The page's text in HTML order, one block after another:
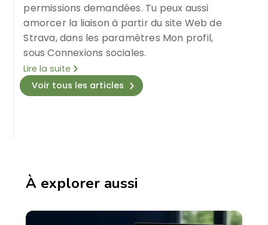
permissions demandées. Tu peux aussi
amorcer la liaison à partir du site Web de
Strava, dans les paramètres Mon profil,
sous Connexions sociales.
Lire la suite
Voir tous les articles
À explorer aussi